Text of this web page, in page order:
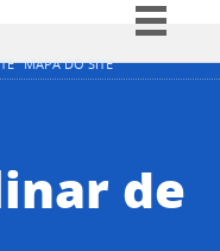
MAPA DO SITE
Simplifique!
à informação
Legislação
de